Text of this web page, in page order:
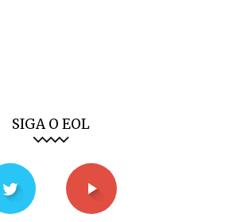
SIGA O EOL